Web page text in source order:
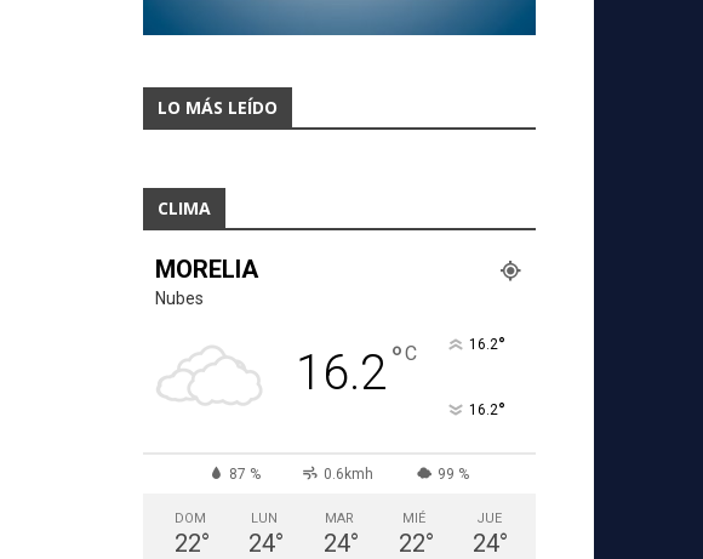
LO MÁS LEÍDO
CLIMA
MORELIA
Nubes
16.2°C 16.2°
16.2°
87 % 0.6kmh 99 %
DOM
22°
LUN
24°
MAR
24°
MIÉ
22°
JUE
24°